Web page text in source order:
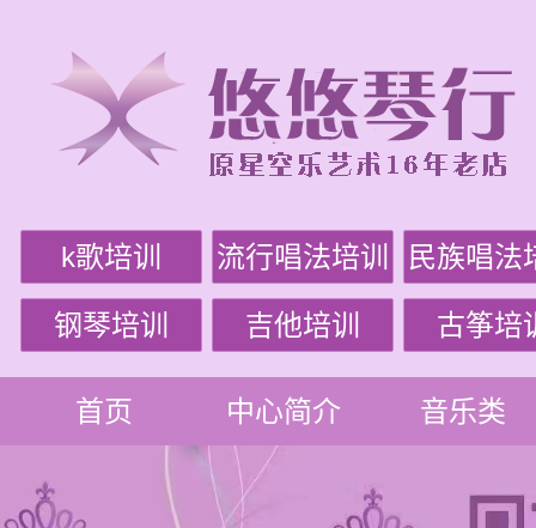
k歌培训 流行唱法培训 民族唱法
钢琴培训 吉他培训 古筝培
首页 中心简介 音乐类